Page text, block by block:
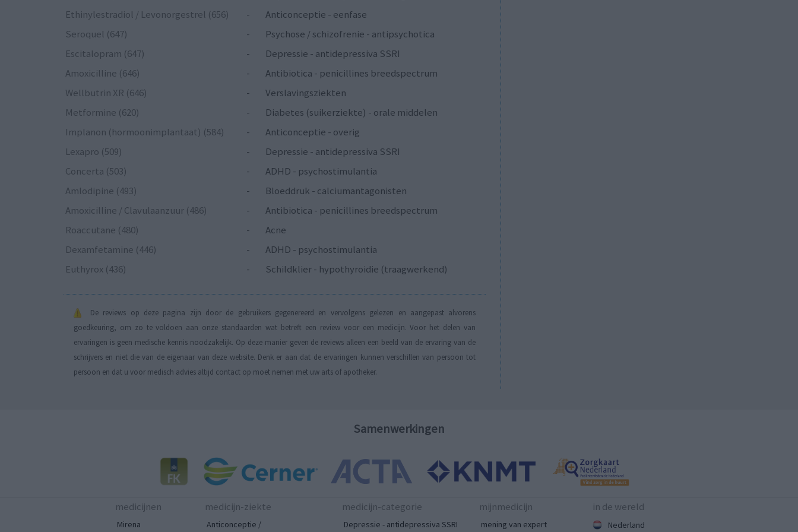
Ethinylestradiol / Levonorgestrel (656)
-
Anticonceptie - eenfase
Seroquel (647)
-
Psychose / schizofrenie - antipsychotica
Escitalopram (647)
-
Depressie - antidepressiva SSRI
Amoxicilline (646)
-
Antibiotica - penicillines breedspectrum
Wellbutrin XR (646)
-
Verslavingsziekten
Metformine (620)
-
Diabetes (suikerziekte) - orale middelen
Implanon (hormoonimplantaat) (584)
-
Anticonceptie - overig
Lexapro (509)
-
Depressie - antidepressiva SSRI
Concerta (503)
-
ADHD - psychostimulantia
Amlodipine (493)
-
Bloeddruk - calciumantagonisten
Amoxicilline / Clavulaanzuur (486)
-
Antibiotica - penicillines breedspectrum
Roaccutane (480)
-
Acne
Dexamfetamine (446)
-
ADHD - psychostimulantia
Euthyrox (436)
- Schildklier - hypothyroidie (traagwerkend)
De reviews op deze pagina zijn door de gebruikers gegenereerd en vervolgens gelezen en aangepast alvorens
goedkeuring, om zo te voldoen aan onze standaarden wat betreft een review voor een medicijn. Voor het delen van
ervaringen is geen medische kennis noodzakelijk. Op deze manier geven de reviews alleen een beeld van de ervaring van de
schrijvers en niet die van de eigenaar van deze website. Denk er aan dat de ervaringen kunnen verschillen van persoon tot
persoon en dat u voor medisch advies altijd contact op moet nemen met uw arts of apotheker.
Samenwerkingen
medicijnen
Mirena
medicijn-ziekte
Anticonceptie /
medicijn-categorie
Depressie - antidepressiva SSRI
mijnmedicijn
mening van expert
in de wereld
Nederland